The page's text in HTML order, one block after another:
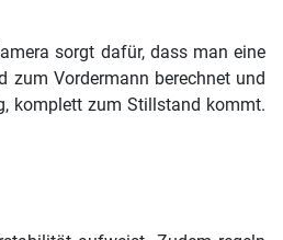
sorgt dafür, dass man eine
zum Vordermann berechnet und
komplett zum Stillstand kommt.